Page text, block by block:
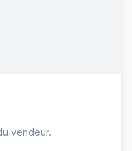
en RDC dans
vendeur.